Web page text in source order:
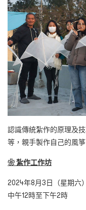
認識傳統紮作的原理及
等，親手製作自己的風箏
❀紮作工作坊
2024年8月3日（星期六）
中午12時至下午2時